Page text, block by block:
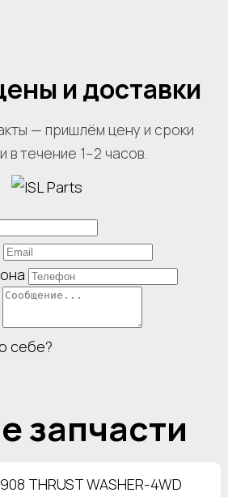
и доставки
— пришлём цену и сроки
в течение 1–2 часов.
себе?
запчасти